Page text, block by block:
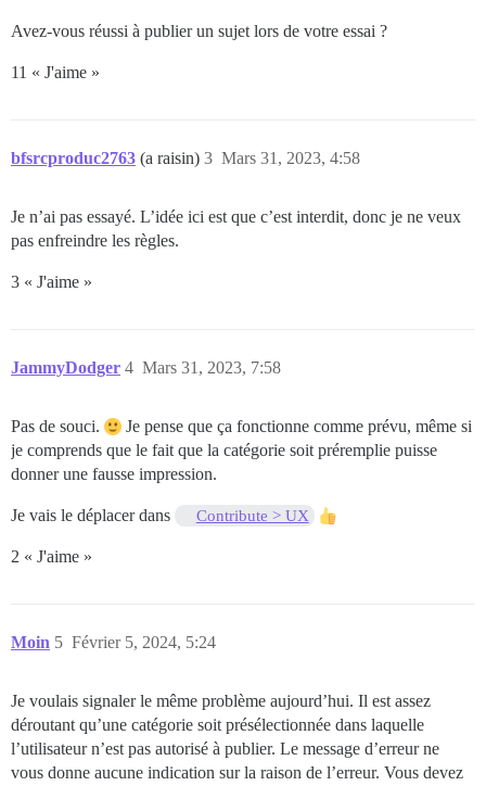
Avez-vous réussi à publier un sujet lors de votre essai ?
11 « J'aime »
bfsrcproduc2763 (a raisin) Mars 31, 2023, 4:58
3
Je n’ai pas essayé. L’idée ici est que c’est interdit, donc je ne veux
pas enfreindre les règles.
3 « J'aime »
JammyDodger Mars 31, 2023, 7:58
4
Pas de souci.
Je pense que ça fonctionne comme prévu, même si
je comprends que le fait que la catégorie soit préremplie puisse
donner une fausse impression.
Je vais le déplacer dans Contribute > UX
2 « J'aime »
Moin Février 5, 2024, 5:24
5
Je voulais signaler le même problème aujourd’hui. Il est assez
déroutant qu’une catégorie soit présélectionnée dans laquelle
l’utilisateur n’est pas autorisé à publier. Le message d’erreur ne
vous donne aucune indication sur la raison de l’erreur. Vous devez